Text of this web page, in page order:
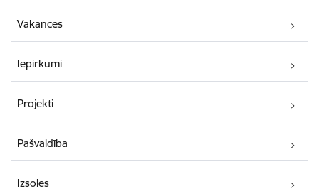
Vakances
Iepirkumi
Projekti
Pašvaldība
Izsoles